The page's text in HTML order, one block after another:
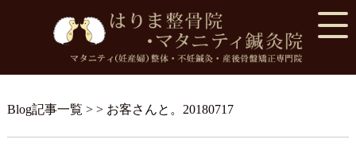
Blog記事一覧 > > お客さんと。20180717